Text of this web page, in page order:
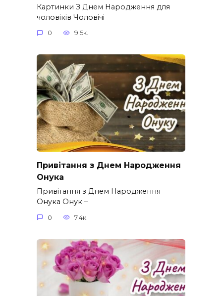
Картинки З Днем Народження для
чоловіків​ Чоловічі
0 9.5к.
Привітання з Днем Народження
Онука
Привітання з Днем Народження
Онука Онук –
0 7.4к.